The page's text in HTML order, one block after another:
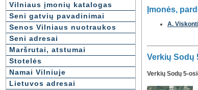
Vilniaus įmonių katalogas
Seni gatvių pavadinimai
Senos Vilniaus nuotraukos
Seni adresai
Maršrutai, atstumai
Stotelės
Namai Vilniuje
Lietuvos adresai
Įmonės,
A.
Verkių Sodų
Verkių Sodų 5-